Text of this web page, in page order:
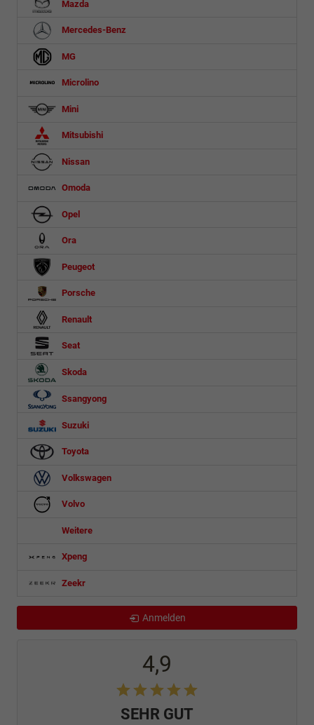
Mazda
Mercedes-Benz
MG
Microlino
Mini
Mitsubishi
Nissan
Omoda
Opel
Ora
Peugeot
Porsche
Renault
Seat
Skoda
Ssangyong
Suzuki
Toyota
Volkswagen
Volvo
Weitere
Xpeng
Zeekr
Anmelden
4,9
SEHR GUT